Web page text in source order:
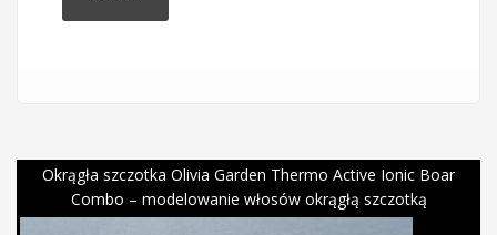
Okrągła szczotka Olivia Garden Thermo Active Ionic Boar
Combo – modelowanie włosów okrągłą szczotką